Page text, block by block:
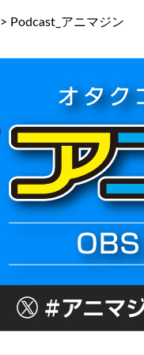
> Podcast_アニマジン